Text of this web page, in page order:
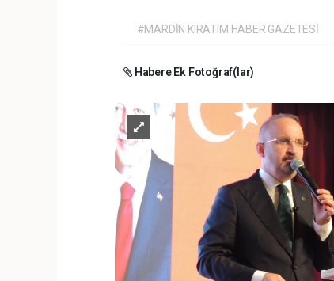
#MARDİN KIRATIM HABER GAZETESİ
Habere Ek Fotoğraf(lar)